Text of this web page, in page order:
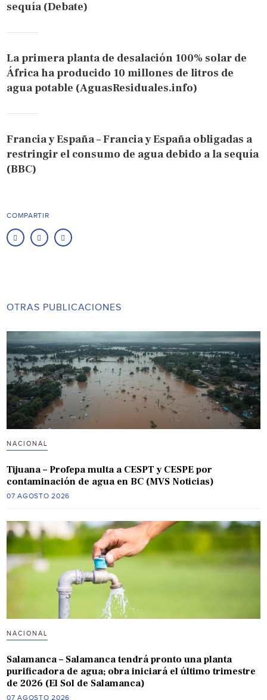
sequía (Debate)
La primera planta de desalación 100% solar de
África ha producido 10 millones de litros de
agua potable (AguasResiduales.info)
Francia y España – Francia y España obligadas a
restringir el consumo de agua debido a la sequía
(BBC)
COMPARTIR
OTRAS PUBLICACIONES
NACIONAL
Tijuana – Profepa multa a CESPT y CESPE por
contaminación de agua en BC (MVS Noticias)
07 AGOSTO 2026
NACIONAL
Salamanca – Salamanca tendrá pronto una planta
purificadora de agua; obra iniciará el último trimestre
de 2026 (El Sol de Salamanca)
07 AGOSTO 2026